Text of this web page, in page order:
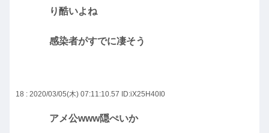
り酷いよね
感染者がすでに凄そう
18 : 2020/03/05(木) 07:11:10.57 ID:iX25H40I0
アメ公www隠ぺいか